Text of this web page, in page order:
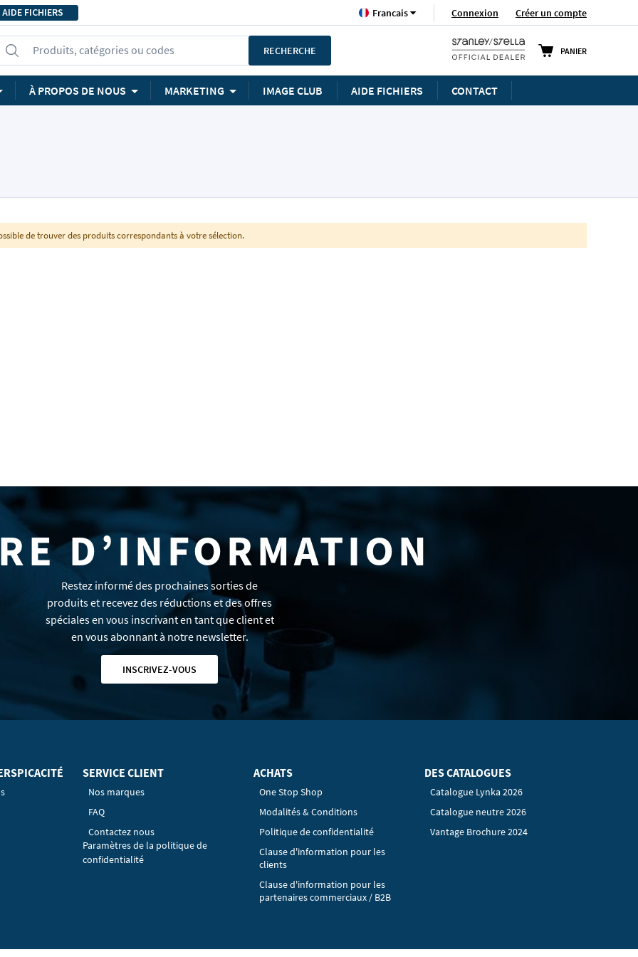
AIDE FICHIERS Connexion Créer un compte
Langue Francais
PANIER
Produits, catégories ou codes RECHERCHE
À PROPOS DE NOUS MARKETING IMAGE CLUB AIDE FICHIERS CONTACT
de trouver des produits correspondants à votre sélection.
D’INFORMATION
Restez informé des prochaines sorties de
produits et recevez des réductions et des offres
spéciales en vous inscrivant en tant que client et
en vous abonnant à notre newsletter.
INSCRIVEZ-VOUS
SERVICE CLIENT
Nos marques
FAQ
Contactez nous
Paramètres de la politique de
confidentialité
ACHATS
One Stop Shop
Modalités & Conditions
Politique de confidentialité
Clause d'information pour les
clients
Clause d'information pour les
partenaires commerciaux / B2B
DES CATALOGUES
Catalogue Lynka 2026
Catalogue neutre 2026
Vantage Brochure 2024